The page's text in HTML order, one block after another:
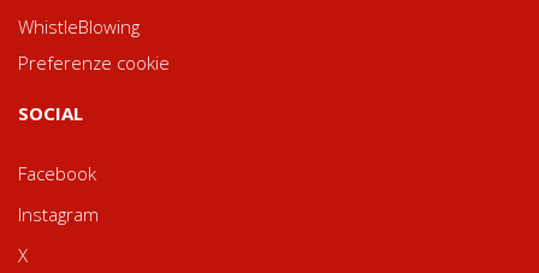
WhistleBlowing
Preferenze cookie
SOCIAL
Facebook
Instagram
X